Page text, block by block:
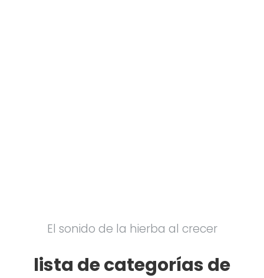
El sonido de la hierba al crecer
lista de categorías de